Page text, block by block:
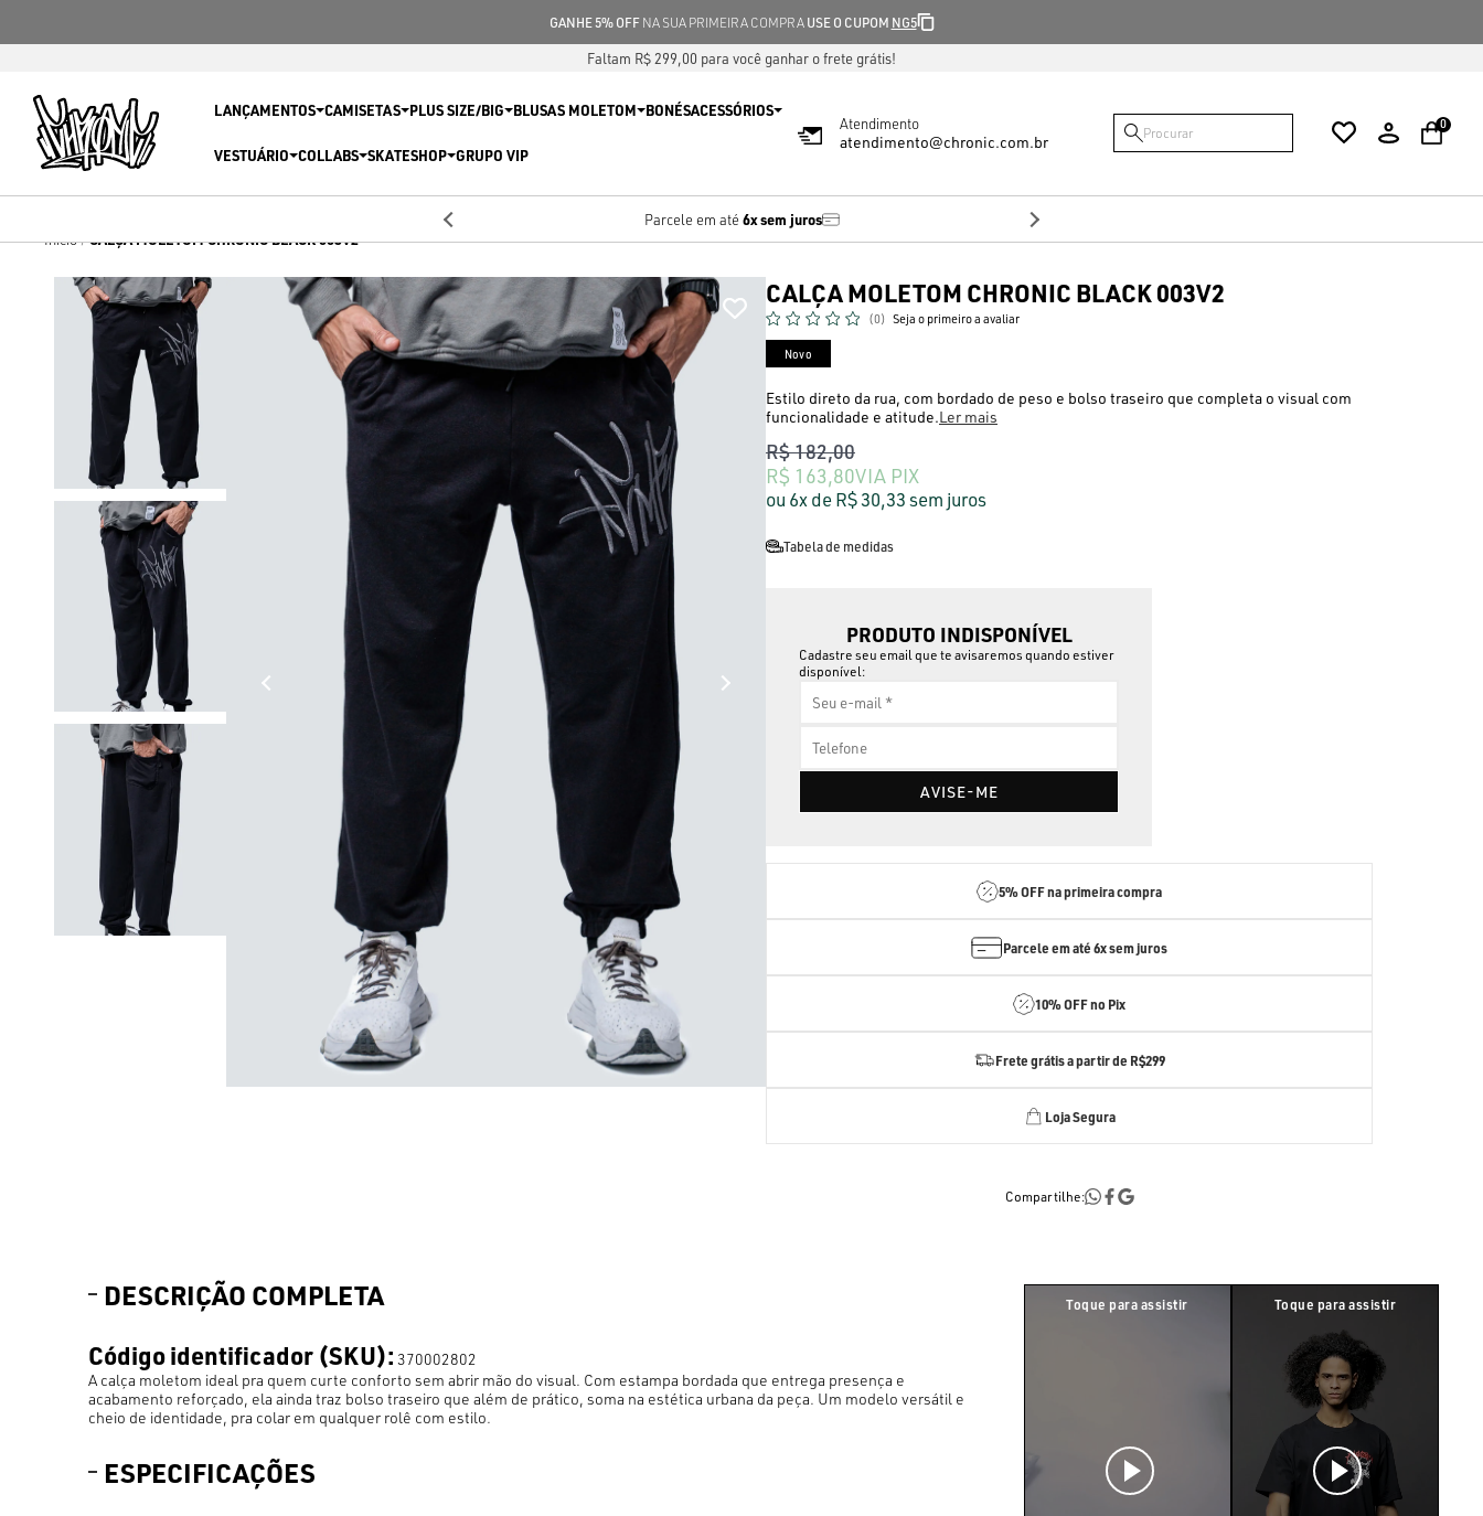
GANHE 5% OFFNA SUA PRIMEIRA COMPRA USE O CUPOM NG5
Faltam R$ 299,00 para você ganhar o frete grátis!
LANÇAMENTOS CAMISETAS PLUS SIZE/BIG BLUSAS MOLETOM BONÉSACESSÓRIOS
VESTUÁRIO COLLABS SKATESHOP GRUPO VIP
Atendimento
atendimento@chronic.com.br
0
Parcele em até 6x sem juros
Início CALÇA MOLETOM CHRONIC BLACK 003V2
CALÇA MOLETOM CHRONIC BLACK 003V2
(0) Seja o primeiro a avaliar
Novo
Estilo direto da rua, com bordado de peso e bolso traseiro que completa o visual com
funcionalidade e atitude.Ler mais
R$ 163,80VIA PIX
R$ 182,00
6x R$ 30,33sem juros
Tabela de medidas
PRODUTO INDISPONÍVEL
Cadastre seu email que te avisaremos quando estiver
disponível:
AVISE-ME
5% OFFna primeira compra
Parcele em até6x sem juros
10% OFF no Pix
Frete grátis a partir de R$299
Loja Segura
Compartilhe:
DESCRIÇÃO COMPLETA
Código identificador (SKU): 370002802
A calça moletom ideal pra quem curte conforto sem abrir mão do visual. Com estampa bordada que entrega presença e
acabamento reforçado, ela ainda traz bolso traseiro que além de prático, soma na estética urbana da peça. Um modelo versátil e
cheio de identidade, pra colar em qualquer rolê com estilo.
ESPECIFICAÇÕES